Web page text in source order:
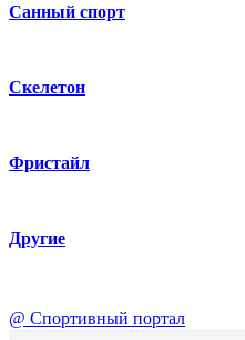
Санный спорт
Скелетон
Фристайл
Другие
@ Спортивный портал